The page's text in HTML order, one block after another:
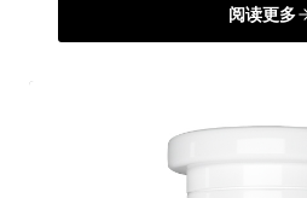
阅读更多